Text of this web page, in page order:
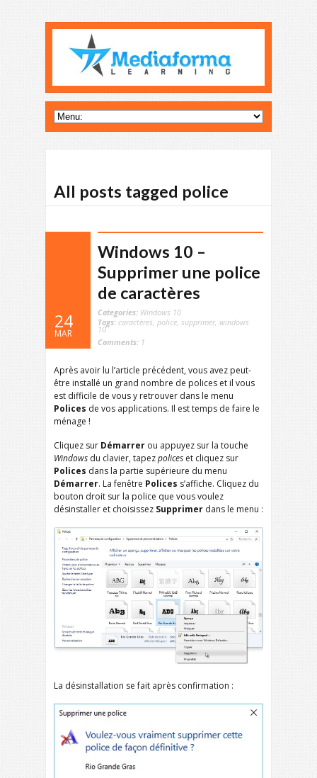
All posts tagged police
24
MAR
Windows 10 –
Supprimer une police
de caractères
Categories: Windows 10
Tags: caractères, police, supprimer, windows
10
Comments: 1
Après avoir lu l’article précédent, vous avez peut-
être installé un grand nombre de polices et il vous
est difficile de vous y retrouver dans le menu
Polices de vos applications. Il est temps de faire le
ménage !
Cliquez sur Démarrer ou appuyez sur la touche
Windows du clavier, tapezpolices et cliquez sur
Polices dans la partie supérieure du menu
Démarrer. La fenêtre Polices s’affiche. Cliquez du
bouton droit sur la police que vous voulez
désinstaller et choisissez Supprimer dans le menu :
La désinstallation se fait après confirmation :